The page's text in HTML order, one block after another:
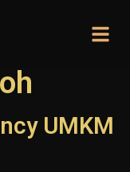
UMKM